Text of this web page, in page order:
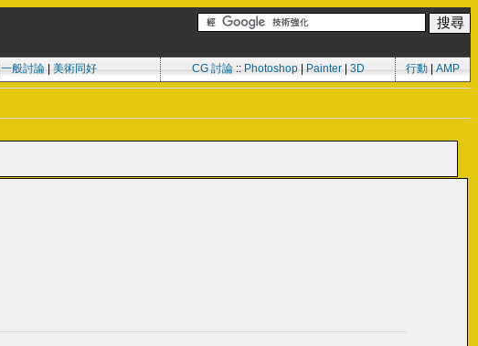
一般討論| 美術同好 CG 討論:: Photoshop| Painter| 3D 行動 AMP